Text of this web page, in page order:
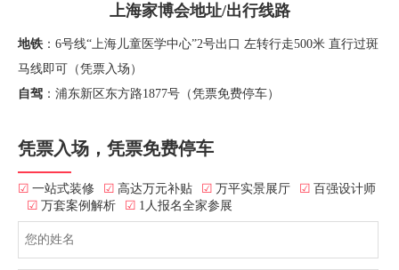
上海家博会地址/出行线路
地铁 ：6号线“上海儿童医学中心”2号出口 左转行走500米 直行过斑
马线即可（凭票入场）
自驾 ：浦东新区东方路1877号（凭票免费停车）
凭票入场，凭票免费停车
☑ 一站式装修 ☑ 高达万元补贴 ☑ 万平实景展厅 ☑ 百强设计师
☑ 万套案例解析 ☑ 1人报名全家参展